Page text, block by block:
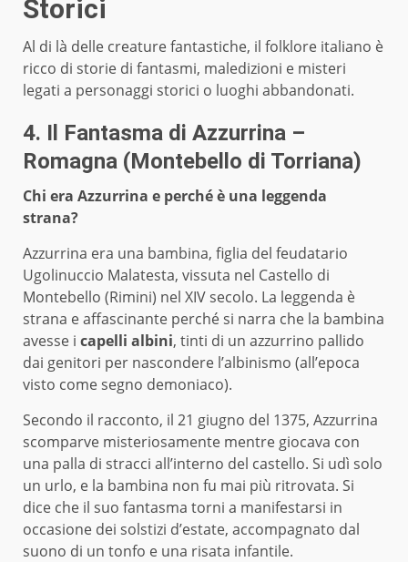
Storici
Al di là delle creature fantastiche, il folklore italiano è
ricco di storie di fantasmi, maledizioni e misteri
legati a personaggi storici o luoghi abbandonati.
4. Il Fantasma di Azzurrina –
Romagna (Montebello di Torriana)
Chi era Azzurrina e perché è una leggenda
strana?
Azzurrina era una bambina, figlia del feudatario
Ugolinuccio Malatesta, vissuta nel Castello di
Montebello (Rimini) nel XIV secolo. La leggenda è
strana e affascinante perché si narra che la bambina
avesse i capelli albini, tinti di un azzurrino pallido
dai genitori per nascondere l’albinismo (all’epoca
visto come segno demoniaco).
Secondo il racconto, il 21 giugno del 1375, Azzurrina
scomparve misteriosamente mentre giocava con
una palla di stracci all’interno del castello. Si udì solo
un urlo, e la bambina non fu mai più ritrovata. Si
dice che il suo fantasma torni a manifestarsi in
occasione dei solstizi d’estate, accompagnato dal
suono di un tonfo e una risata infantile.